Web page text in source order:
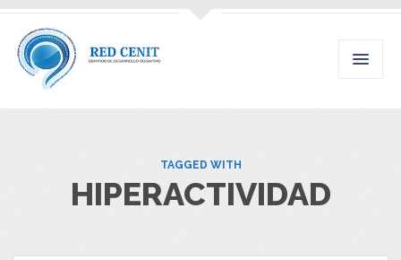
TAGGED WITH
HIPERACTIVIDAD